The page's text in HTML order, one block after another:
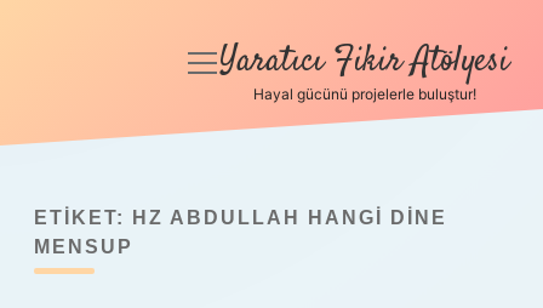
Anasayfa
Yasal Uyarı
menüyü
Yaratıcı Fikir Atölyesi
Hayal gücünü projelerle buluştur!
ETIKET:
HZ ABDULLAH HANGI DINE
MENSUP